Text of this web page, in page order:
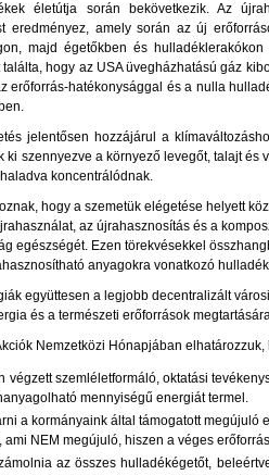
életútja során bekövetkezik. Az
eredményez, amely során az új
majd égetőkben és
hogy az USA üvegházhatású gáz
erőforrás-hatékonysággal és a nulla
jelentősen hozzájárul a
ki szennyezve a környező levegőt, talajt
koncentrálódnak.
hogy a szemetük elégetése helyett
az újrahasznosítás és a
egészségét. Ezen törekvésekkel
anyagokra vonatkozó
együttesen a legjobb decentralizált
és a természeti erőforrások
Nemzetközi Hónapjában elhatározzuk,
végzett szemléletformáló, oktatási
mennyiségű energiát termel.
a kormányaink által támogatott
NEM megújuló, hiszen a véges
az összes hulladékégetőt,